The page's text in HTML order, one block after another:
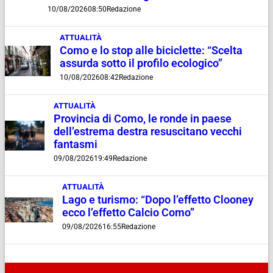
10/08/202608:50 Redazione
ATTUALITÀ
Como e lo stop alle biciclette: “Scelta
assurda sotto il profilo ecologico”
10/08/202608:42Redazione
ATTUALITÀ
Provincia di Como, le ronde in paese
dell’estrema destra resuscitano vecchi
fantasmi
09/08/202619:49 Redazione
ATTUALITÀ
Lago e turismo: “Dopo l’effetto Clooney
ecco l’effetto Calcio Como”
09/08/202616:55Redazione